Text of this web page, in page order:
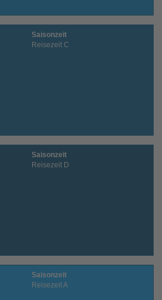
Saisonzeit
Reisezeit C
Saisonzeit
Reisezeit D
Saisonzeit
Reisezeit A